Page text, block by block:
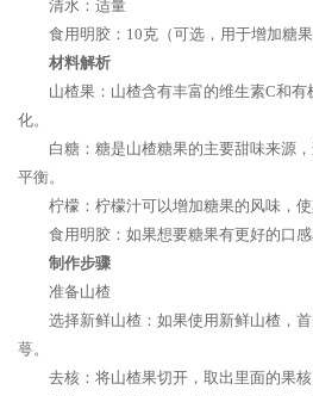
清水：适量
食用明胶：10克（可选，用于增加糖果
材料解析
山楂果：山楂含有丰富的维生素C和
化。
白糖：糖是山楂糖果的主要甜味来源
平衡。
柠檬：柠檬汁可以增加糖果的风味，使
食用明胶：如果想要糖果有更好的口
制作步骤
准备山楂
选择新鲜山楂：如果使用新鲜山楂，
萼。
去核：将山楂果切开，取出里面的果核